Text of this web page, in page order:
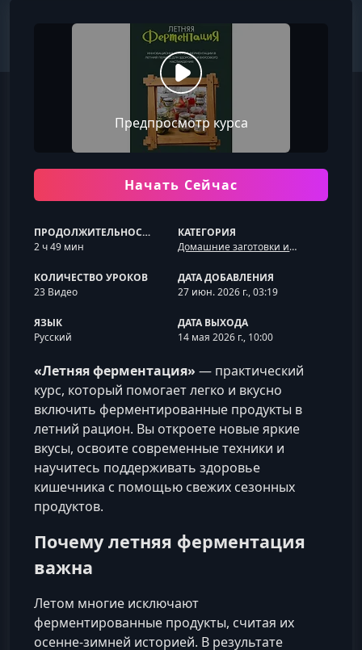
Предпросмотр курса
Начать Сейчас
ПРОДОЛЖИТЕЛЬНОСТЬ
2 ч 49 мин
КАТЕГОРИЯ
Домашние заготовки и ферментация
КОЛИЧЕСТВО УРОКОВ
23 Видео
ДАТА ДОБАВЛЕНИЯ
27 июн. 2026 г., 03:19
ЯЗЫК
Русский
ДАТА ВЫХОДА
14 мая 2026 г., 10:00
«Летняя ферментация» — практический
курс, который помогает легко и вкусно
включить ферментированные продукты в
летний рацион. Вы откроете новые яркие
вкусы, освоите современные техники и
научитесь поддерживать здоровье
кишечника с помощью свежих сезонных
продуктов.
Почему летняя ферментация
важна
Летом многие исключают
ферментированные продукты, считая их
осенне-зимней историей. В результате